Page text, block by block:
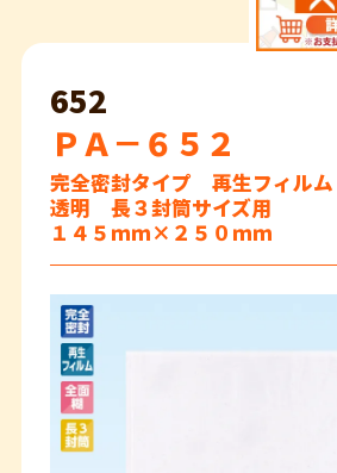
652
ＰＡ－６５２
完全密封タイプ 再生フィル
透明 長３封筒サイズ用
１４５ｍｍ×２５０ｍｍ